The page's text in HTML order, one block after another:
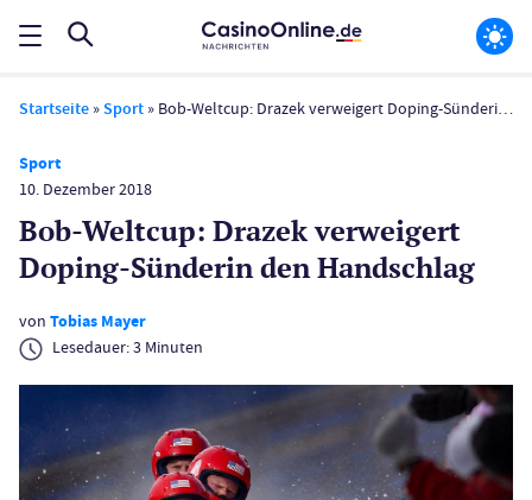
Startseite »Sport » Bob-Weltcup: Drazek verweigert Doping-Sünderin den Handschlag
Sport
10. Dezember 2018
Bob-Weltcup: Drazek verweigert
Doping-Sünderin den Handschlag
von Tobias Mayer
Lesedauer:3 Minuten